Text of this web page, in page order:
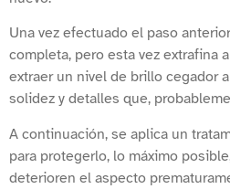
Una vez efectuado el paso
completa, pero esta vez extrafina
extraer un nivel de brillo cegador
solidez y detalles que,
A continuación, se aplica un
para protegerlo, lo máximo
deterioren el aspecto